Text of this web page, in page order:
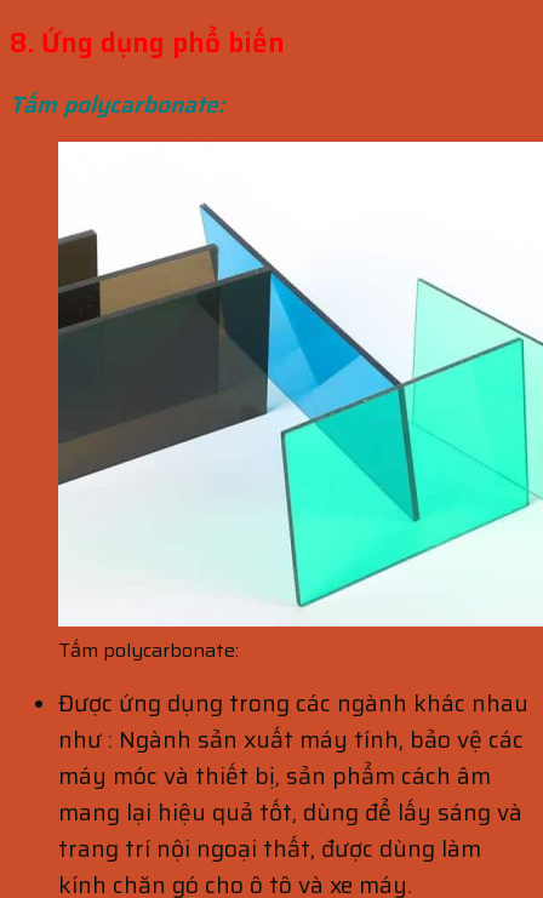
8. Ứng dụng phổ biến
Tấm polycarbonate:
Tấm polycarbonate:
Được ứng dụng trong các ngành khác nhau
như : Ngành sản xuất máy tính, bảo vệ các
máy móc và thiết bị, sản phẩm cách âm
mang lại hiệu quả tốt, dùng để lấy sáng và
trang trí nội ngoại thất, được dùng làm
kính chăn gó cho ô tô và xe máy.